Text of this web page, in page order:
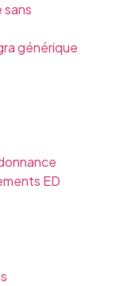
sans
générique
ED